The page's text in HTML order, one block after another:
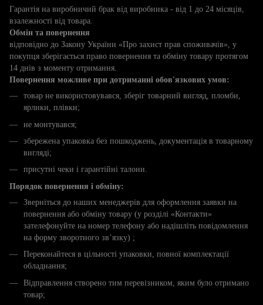
Гарантія на виробничий брак від виробника - від 1 до 24 місяців,
взалежності від товара.
Обмін та повернення
відповідно до Закону України «Про захист прав споживачів», у
покупця зберігається право повернення та обміну товару протягом
14 днів з моменту отримання.
Повернення можливе при дотриманні обов'язкових умов:
товар не використовувався, зберіг товарний вигляд, пломби,
ярлики, плівки;
не монтувався;
збережена упаковка без пошкоджень, документація в товарному
вигляді;
присутні чеки і гарантійні талони.
Порядок повернення і обміну:
Зверніться до наших менеджерів для оформлення заявки на
повернення або обміну товару (у розділі «Контакти»
зателефонуйте на номер телефону або надішліть повідомлення
на форму зворотного зв’язку) ;
Переконайтеся в цільності упаковки, повної комплектації
обладнання;
Відправлення створено тим перевізником, яким було отримано
товар;